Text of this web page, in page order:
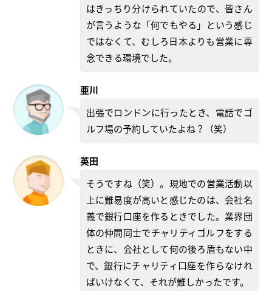
はきっちり分けられていたので、皆さん
が言うような「何でもやる」という感じ
ではなくて、むしろ日本よりも営業に専
念できる環境でした。
亜川
出張でロンドンに行ったとき、電話でゴ
ルフ場の予約していたよね？（笑）
英田
そうですね（笑）。現地での営業活動以
上に難易度が高いと感じたのは、会社名
義で銀行口座を作るときでした。業界団
体の仲間同士でチャリティゴルフをする
ときに、会社として何の後ろ盾もない中
で、銀行にチャリティ口座を作らなけれ
ばいけなくて、それが難しかったです。